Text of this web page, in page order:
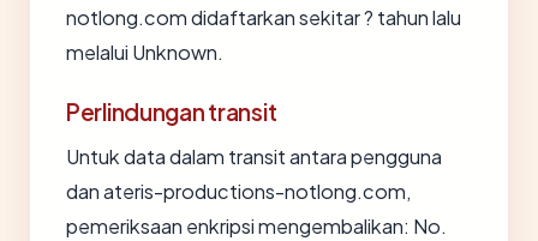
notlong.com didaftarkan sekitar ? tahun lalu
melalui Unknown.
Perlindungan transit
Untuk data dalam transit antara pengguna
dan ateris-productions-notlong.com,
pemeriksaan enkripsi mengembalikan: No.